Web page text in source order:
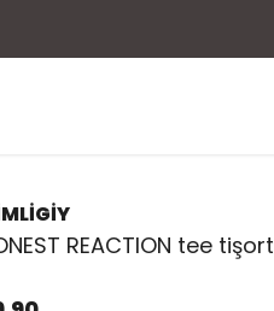
REACTION tee tişort